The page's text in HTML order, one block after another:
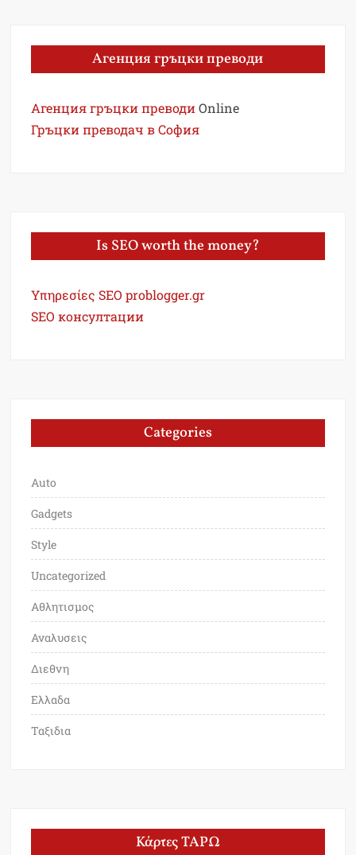
Агенция гръцки преводи
Агенция гръцки преводи Online
Гръцки преводач в София
Is SEO worth the money?
Υπηρεσίες SEO problogger.gr
SEO консултации
Categories
Auto
Gadgets
Style
Uncategorized
Αθλητισμος
Αναλυσεις
Διεθνη
Ελλαδα
Ταξιδια
Κάρτες ΤΑΡΩ